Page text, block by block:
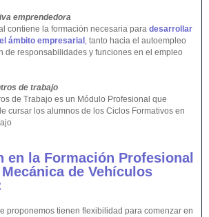
emprendedora
contiene la formación necesaria para desarrollar
ámbito empresarial , tanto hacia el autoempleo
de responsabilidades y funciones en el empleo
de trabajo
de Trabajo es un Módulo Profesional que
cursar los alumnos de los Ciclos Formativos en
en la Formación Profesional
de Vehículos
proponemos tienen flexibilidad para comenzar en